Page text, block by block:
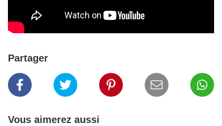
Partager
Vous aimerez aussi